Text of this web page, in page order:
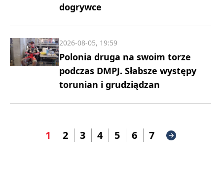
dogrywce
Polonia druga na swoim torze
podczas DMPJ. Słabsze występy
torunian i grudziądzan
2026-08-05, 19:59
1 2 3 4 5 6 7